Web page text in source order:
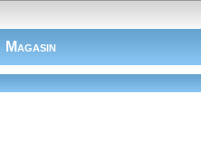
Magasin